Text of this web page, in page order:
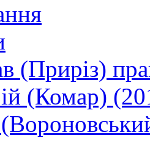
(Приріз)
(Комар)